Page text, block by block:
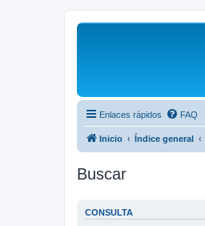
Enlaces rápidos FAQ
Inicio Índice general
Buscar
CONSULTA